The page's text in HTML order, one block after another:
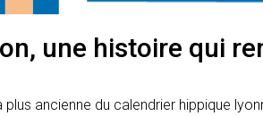
une histoire qui
ancienne du calendrier hippique